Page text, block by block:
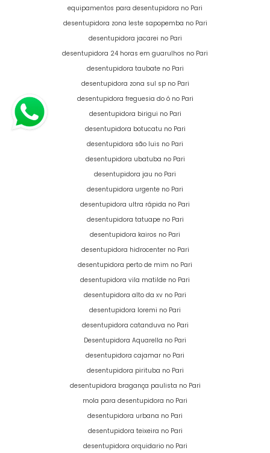
equipamentos para desentupidora no Pari
desentupidora zona leste sapopemba no Pari
desentupidora jacarei no Pari
desentupidora 24 horas em guarulhos no Pari
desentupidora taubate no Pari
desentupidora zona sul sp no Pari
desentupidora freguesia do ó no Pari
desentupidora birigui no Pari
desentupidora botucatu no Pari
desentupidora são luis no Pari
desentupidora ubatuba no Pari
desentupidora jau no Pari
desentupidora urgente no Pari
desentupidora ultra rápida no Pari
desentupidora tatuape no Pari
desentupidora kairos no Pari
desentupidora hidrocenter no Pari
desentupidora perto de mim no Pari
desentupidora vila matilde no Pari
desentupidora alto da xv no Pari
desentupidora loremi no Pari
desentupidora catanduva no Pari
Desentupidora Aquarella no Pari
desentupidora cajamar no Pari
desentupidora pirituba no Pari
desentupidora bragança paulista no Pari
mola para desentupidora no Pari
desentupidora urbana no Pari
desentupidora teixeira no Pari
desentupidora orquidario no Pari